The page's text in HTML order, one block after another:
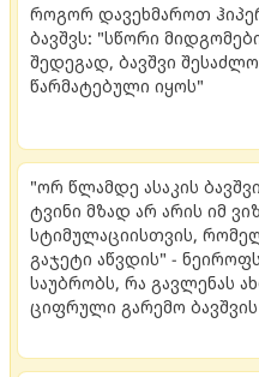
როგორ დავეხმაროთ
ბავშვს: "სწორი
შედეგად, ბავშვი
წარმატებული იყოს"
"ორ წლამდე ასაკის
ტვინი მზად არ არის იმ
სტიმულაციისთვის,
გაჯეტი აწვდის" -
საუბრობს, რა გავლენას
ციფრული გარემო